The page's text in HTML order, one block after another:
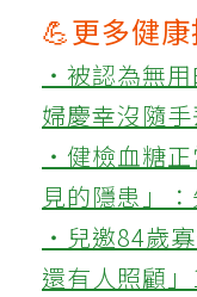
💪更多健
‧被認為無
婦慶幸沒隨
‧健檢血糖
見的隱患」
‧兒邀84歲
還有人照顧